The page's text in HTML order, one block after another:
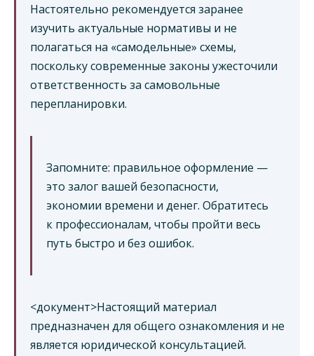
Настоятельно рекомендуется заранее
изучить актуальные нормативы и не
полагаться на «самодельные» схемы,
поскольку современные законы ужесточили
ответственность за самовольные
перепланировки.
Запомните: правильное оформление —
это залог вашей безопасности,
экономии времени и денег. Обратитесь
к профессионалам, чтобы пройти весь
путь быстро и без ошибок.
<документ>Настоящий материал
предназначен для общего ознакомления и не
является юридической консультацией.